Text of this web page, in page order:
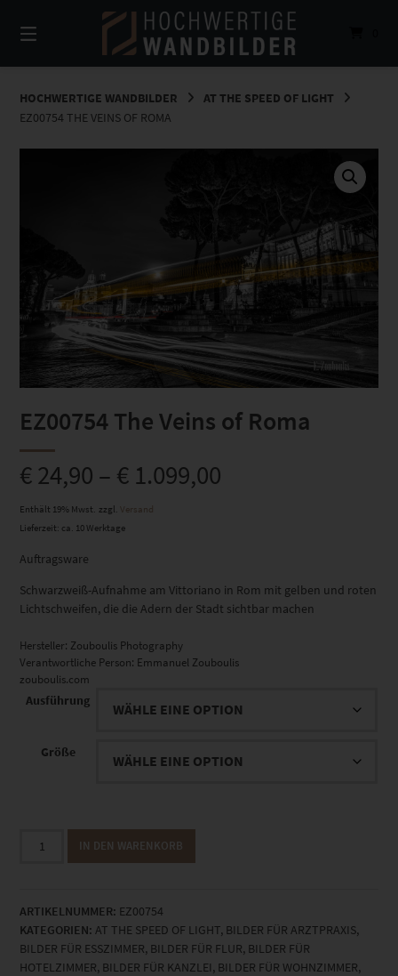
zum
Inhalt
HOCHWERTIGE WANDBILDER
AT THE SPEED OF LIGHT
EZ00754 THE VEINS OF ROMA
EZ00754 The Veins of Roma
€24,90 – € 1.099,00
Enthält 19% Mwst. zzgl. Versand
Lieferzeit: ca. 10 Werktage
Auftragsware
Schwarzweiß-Aufnahme am Vittoriano in Rom mit gelben und roten
Lichtschweifen, die die Adern der Stadt sichtbar machen
Hersteller: Zouboulis Photography
Verantwortliche Person: Emmanuel Zouboulis
zouboulis.com
Ausführung
Größe
Roma
Menge
IN DEN WARENKORB
ARTIKELNUMMER: EZ00754
KATEGORIEN: AT THE SPEED OF LIGHT, BILDER FÜR ARZTPRAXIS,
BILDER FÜR ESSZIMMER, BILDER FÜR FLUR, BILDER FÜR
HOTELZIMMER, BILDER FÜR KANZLEI, BILDER FÜR WOHNZIMMER,